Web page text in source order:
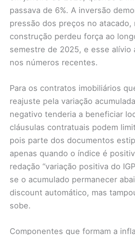
passava de 6%. A inversão
pressão dos preços no atacado,
construção perdeu força ao
semestre de 2025, e esse alívio
nos números recentes.
Para os contratos imobiliários
reajuste pela variação
negativo tenderia a beneficiar
cláusulas contratuais podem
pois parte dos documentos
apenas quando o índice é
redação “variação positiva do
se o acumulado permanecer
discount automático, mas
sobe.
Componentes que formam a